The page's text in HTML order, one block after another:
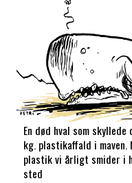
En død hval som
kg. plastikaffald i
plastik vi årligt smider i
sted